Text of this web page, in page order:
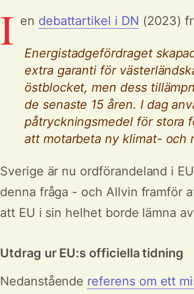
I en debattartikel i DN (2023)
Energistadgefördraget
extra garanti för
östblocket, men dess
de senaste 15 åren. I dag
påtryckningsmedel för stora
att motarbeta ny klimat- och
Sverige är nu ordförandeland i
denna fråga - och Allvin framför
att EU i sin helhet borde lämna
Utdrag ur EU:s officiella tidning
Nedanstående referens om ett